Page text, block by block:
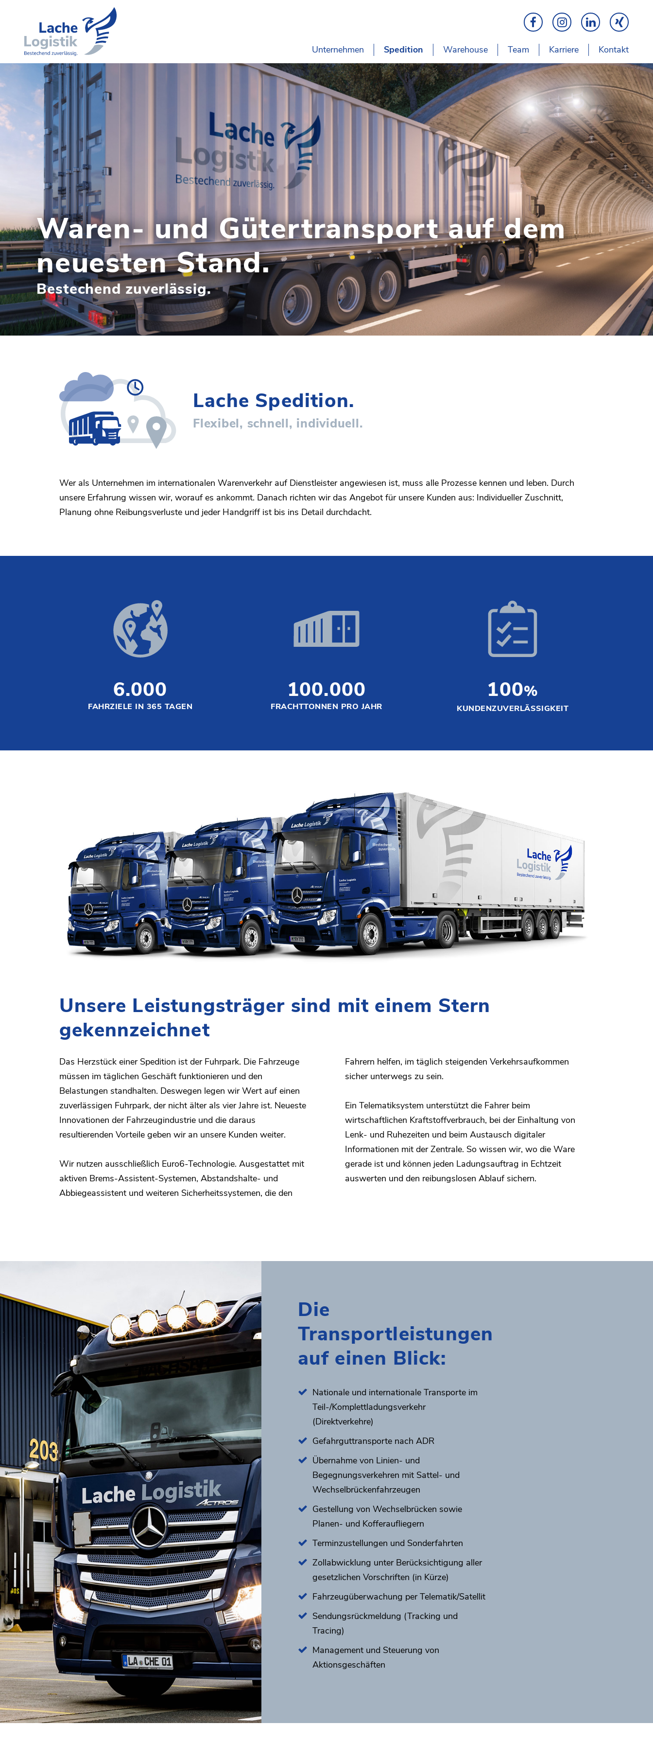
Unternehmen Spedition Warehouse Team Karriere Kontakt
Waren- und Gütertransport auf dem
neuesten Stand.
Bestechend zuverlässig.
Lache Spedition.
Flexibel, schnell, individuell.
Wer als Unternehmen im internationalen Warenverkehr auf Dienstleister angewiesen ist, muss alle Prozesse kennen und leben. Durch
unsere Erfahrung wissen wir, worauf es ankommt. Danach richten wir das Angebot für unsere Kunden aus: Individueller Zuschnitt,
Planung ohne Reibungsverluste und jeder Handgriff ist bis ins Detail durchdacht.
6.000
FAHRZIELE IN 365 TAGEN
100.000
FRACHTTONNEN PRO JAHR
100
KUNDENZUVERLÄSSIGKEIT
Unsere Leistungsträger sind mit einem Stern
gekennzeichnet
Das Herzstück einer Spedition ist der Fuhrpark. Die Fahrzeuge
müssen im täglichen Geschäft funktionieren und den
Belastungen standhalten. Deswegen legen wir Wert auf einen
zuverlässigen Fuhrpark, der nicht älter als vier Jahre ist. Neueste
Innovationen der Fahrzeugindustrie und die daraus
resultierenden Vorteile geben wir an unsere Kunden weiter.
Wir nutzen ausschließlich Euro6-Technologie. Ausgestattet mit
aktiven Brems-Assistent-Systemen, Abstandshalte- und
Abbiegeassistent und weiteren Sicherheitssystemen, die den
Fahrern helfen, im täglich steigenden Verkehrsaufkommen
sicher unterwegs zu sein.
Ein Telematiksystem unterstützt die Fahrer beim
wirtschaftlichen Kraftstoffverbrauch, bei der Einhaltung von
Lenk- und Ruhezeiten und beim Austausch digitaler
Informationen mit der Zentrale. So wissen wir, wo die Ware
gerade ist und können jeden Ladungsauftrag in Echtzeit
auswerten und den reibungslosen Ablauf sichern.
Die
Transportleistungen
auf einen Blick:
Nationale und internationale Transporte im
Teil-/Komplettladungsverkehr
(Direktverkehre)
Gefahrguttransporte nach ADR
Übernahme von Linien- und
Begegnungsverkehren mit Sattel- und
Wechselbrückenfahrzeugen
Gestellung von Wechselbrücken sowie
Planen- und Kofferaufliegern
Terminzustellungen und Sonderfahrten
Zollabwicklung unter Berücksichtigung aller
gesetzlichen Vorschriften (in Kürze)
Fahrzeugüberwachung per Telematik/Satellit
Sendungsrückmeldung (Tracking und
Tracing)
Management und Steuerung von
Aktionsgeschäften